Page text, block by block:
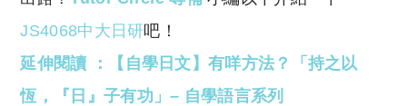
JS4068中大日研吧！
延伸閱讀 ：【自學日文】有咩方法？「持之以
恆，『日』子有功」– 自學語言系列